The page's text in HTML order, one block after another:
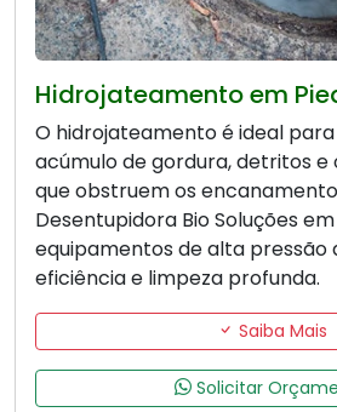
Hidrojateamento em
O hidrojateamento é ideal
acúmulo de gordura, detritos e
que obstruem os
Desentupidora Bio Soluções
equipamentos de alta pressão
eficiência e limpeza profunda.
Saiba Mais
Solicitar